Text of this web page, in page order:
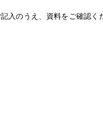
入のうえ、資料をご確認く